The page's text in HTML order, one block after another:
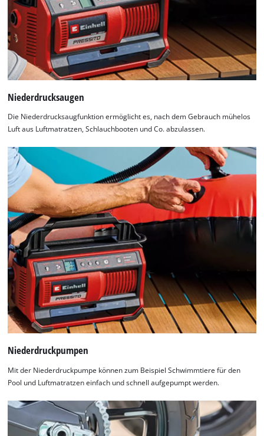
Niederdrucksaugen
Die Niederdrucksaugfunktion ermöglicht es, nach dem Gebrauch mühelos
Luft aus Luftmatratzen, Schlauchbooten und Co. abzulassen.
Niederdruckpumpen
Mit der Niederdruckpumpe können zum Beispiel Schwimmtiere für den
Pool und Luftmatratzen einfach und schnell aufgepumpt werden.